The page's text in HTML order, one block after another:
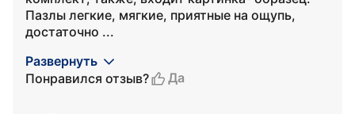
Пазлы легкие, мягкие, приятные на ощупь,
достаточно ...
Развернуть
Понравился отзыв?
Да